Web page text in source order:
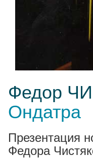
Федор
Ондатра
Презентация
Федора